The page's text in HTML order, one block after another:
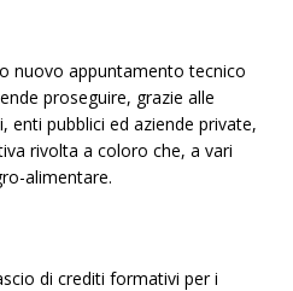
nuovo appuntamento tecnico
proseguire, grazie alle
enti pubblici ed aziende private,
rivolta a coloro che, a vari
alimentare.
di crediti formativi per i